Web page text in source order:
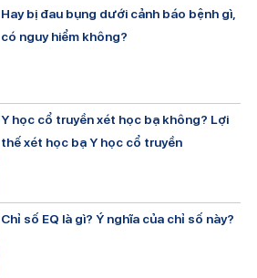
Hay bị đau bụng dưới cảnh báo bệnh gì,
có nguy hiểm không?
Y học cổ truyền xét học bạ không? Lợi
thế xét học bạ Y học cổ truyền
Chỉ số EQ là gì? Ý nghĩa của chỉ số này?